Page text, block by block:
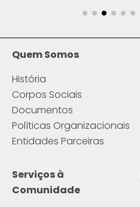
Quem Somos
História
Corpos Sociais
Documentos
Políticas Organizacionais
Entidades Parceiras
Serviços à
Comunidade